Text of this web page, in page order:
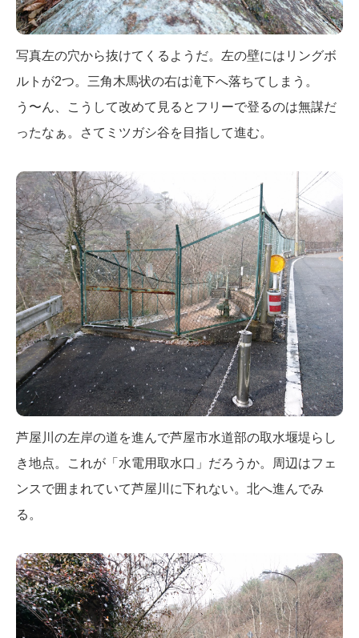
写真左の穴から抜けてくるようだ。左の壁にはリングボ
ルトが2つ。三角木馬状の右は滝下へ落ちてしまう。
う〜ん、こうして改めて見るとフリーで登るのは無謀だ
ったなぁ。さてミツガシ谷を目指して進む。
芦屋川の左岸の道を進んで芦屋市水道部の取水堰堤らし
き地点。これが「水電用取水口」だろうか。周辺はフェ
ンスで囲まれていて芦屋川に下れない。北へ進んでみ
る。